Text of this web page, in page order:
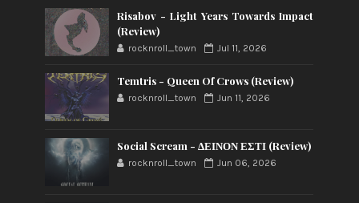
Risabov - Light Years Towards Impact
(Review)
rocknroll_town Jul 11, 2026
Temtris - Queen Of Crows (Review)
rocknroll_town Jun 11, 2026
Social Scream - ΔΕΙΝΟΝ ΕΣΤΙ (Review)
rocknroll_town Jun 06, 2026